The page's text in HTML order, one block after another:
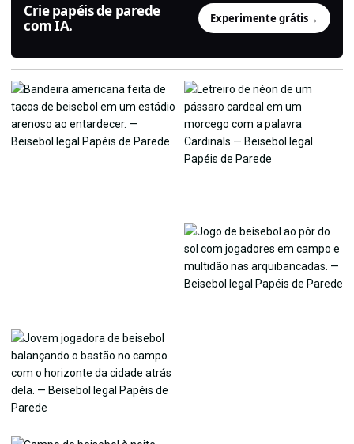
Crie papéis de parede
com IA.
Experimente grátis→